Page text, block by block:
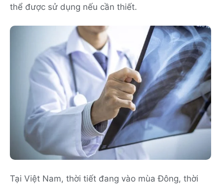
thể được sử dụng nếu cần thiết.
Tại Việt Nam, thời tiết đang vào mùa Đông, thời